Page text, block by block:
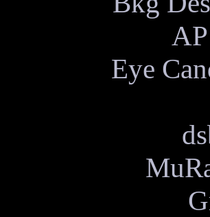
Eye